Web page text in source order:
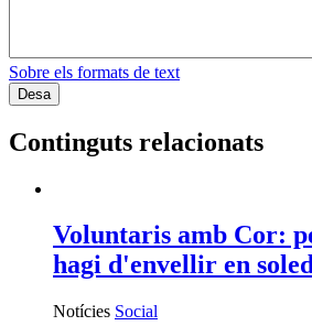
Sobre els formats de text
Continguts relacionats
Voluntaris amb Cor:
hagi d'envellir en
Notícies Social